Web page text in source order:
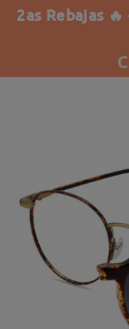
2as Rebajas